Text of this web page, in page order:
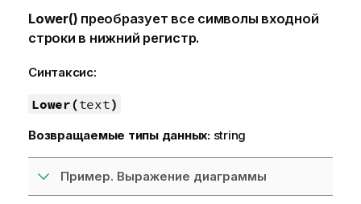
Lower() преобразует все символы входной
строки в нижний регистр.
Синтаксис:
Lower(text)
Возвращаемые типы данных: string
Пример. Выражение диаграммы